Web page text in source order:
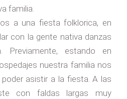
familia.
a una fiesta folklorica, en
con la gente nativa danzas
estando en
nuestra familia nos
asistir a la fiesta. A las
con faldas largas muy